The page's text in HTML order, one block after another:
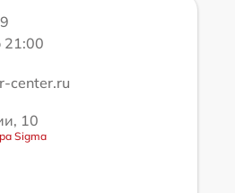
21:00
center.ru
10
Sigma